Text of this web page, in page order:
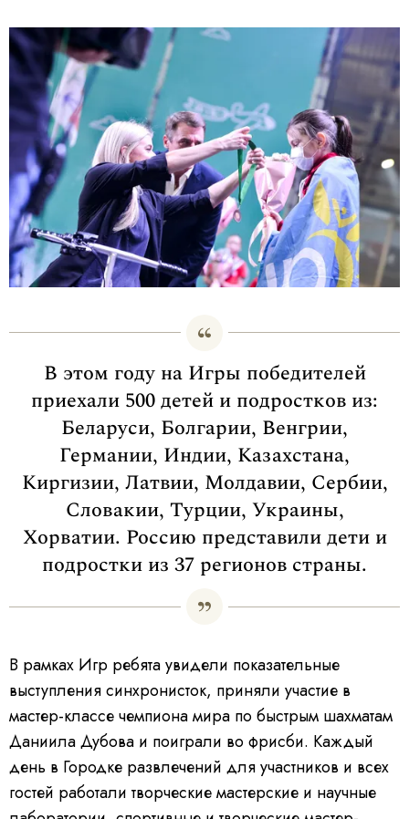
В этом году на Игры победителей
приехали 500 детей и подростков из:
Беларуси, Болгарии, Венгрии,
Германии, Индии, Казахстана,
Киргизии, Латвии, Молдавии, Сербии,
Словакии, Турции, Украины,
Хорватии. Россию представили дети и
подростки из 37 регионов страны.
В рамках Игр ребята увидели показательные
выступления синхронисток, приняли участие в
мастер-классе чемпиона мира по быстрым шахматам
Даниила Дубова и поиграли во фрисби. Каждый
день в Городке развлечений для участников и всех
гостей работали творческие мастерские и научные